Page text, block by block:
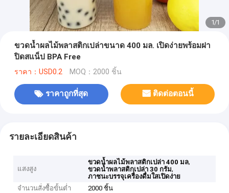
1/1
ขวดน้ำผลไม้พลาสติกเปล่าขนาด 400 มล. เปิดง่ายพร้อมฝา
ปิดสแน็ป BPA Free
ราคา：USD0.2 MOQ：2000 ชิ้น
ราคาถูกที่สุด ติดต่อตอนนี้
รายละเอียดสินค้า
แสงสูง
ขวดน้ำผลไม้พลาสติกเปล่า 400 มล,
ขวดน้ำพลาสติกเปล่า 30 กรัม,
ภาชนะบรรจุเครื่องดื่มใสเปิดง่าย
จำนวนสั่งซื้อขั้นต่ำ
2000 ชิ้น